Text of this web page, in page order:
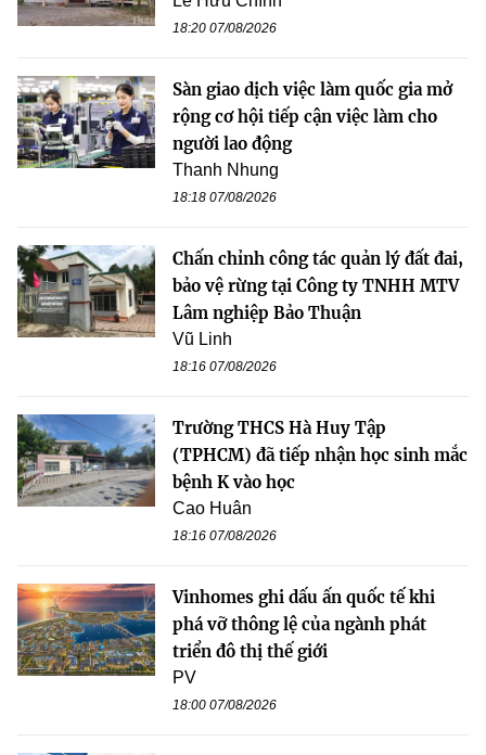
18:20 07/08/2026
Sàn giao dịch việc làm quốc gia mở
rộng cơ hội tiếp cận việc làm cho
người lao động
Thanh Nhung
18:18 07/08/2026
Chấn chỉnh công tác quản lý đất đai,
bảo vệ rừng tại Công ty TNHH MTV
Lâm nghiệp Bảo Thuận
Vũ Linh
18:16 07/08/2026
Trường THCS Hà Huy Tập
(TPHCM) đã tiếp nhận học sinh mắc
bệnh K vào học
Cao Huân
18:16 07/08/2026
Vinhomes ghi dấu ấn quốc tế khi
phá vỡ thông lệ của ngành phát
triển đô thị thế giới
PV
18:00 07/08/2026